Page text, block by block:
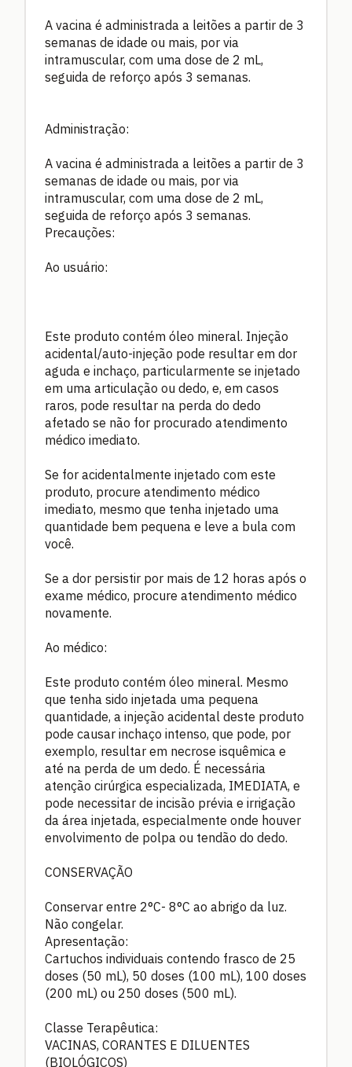
A vacina é administrada a leitões a partir de 3
semanas de idade ou mais, por via
intramuscular, com uma dose de 2 mL,
seguida de reforço após 3 semanas.
Administração:
A vacina é administrada a leitões a partir de 3
semanas de idade ou mais, por via
intramuscular, com uma dose de 2 mL,
seguida de reforço após 3 semanas.
Precauções:
Ao usuário:
Este produto contém óleo mineral. Injeção
acidental/auto-injeção pode resultar em dor
aguda e inchaço, particularmente se injetado
em uma articulação ou dedo, e, em casos
raros, pode resultar na perda do dedo
afetado se não for procurado atendimento
médico imediato.
Se for acidentalmente injetado com este
produto, procure atendimento médico
imediato, mesmo que tenha injetado uma
quantidade bem pequena e leve a bula com
você.
Se a dor persistir por mais de 12 horas após o
exame médico, procure atendimento médico
novamente.
Ao médico:
Este produto contém óleo mineral. Mesmo
que tenha sido injetada uma pequena
quantidade, a injeção acidental deste produto
pode causar inchaço intenso, que pode, por
exemplo, resultar em necrose isquêmica e
até na perda de um dedo. É necessária
atenção cirúrgica especializada, IMEDIATA, e
pode necessitar de incisão prévia e irrigação
da área injetada, especialmente onde houver
envolvimento de polpa ou tendão do dedo.
CONSERVAÇÃO
Conservar entre 2°C- 8°C ao abrigo da luz.
Não congelar.
Apresentação:
Cartuchos individuais contendo frasco de 25
doses (50 mL), 50 doses (100 mL), 100 doses
(200 mL) ou 250 doses (500 mL).
Classe Terapêutica:
VACINAS, CORANTES E DILUENTES
(BIOLÓGICOS)